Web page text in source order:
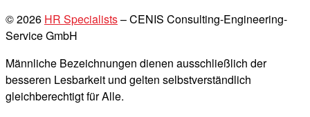
© 2026 HR Specialists–CENIS Consulting-Engineering-
Service GmbH
Männliche Bezeichnungen dienen ausschließlich der
besseren Lesbarkeit und gelten selbstverständlich
gleichberechtigt für Alle.